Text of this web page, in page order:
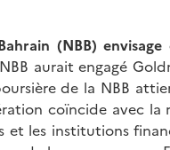
(NBB)
aurait engagé
de la NBB
coïncide avec
et les institutions